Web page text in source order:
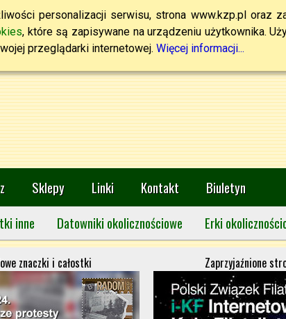
personalizacji serwisu, strona www.kzp.pl oraz
, które są zapisywane na urządzeniu użytkownika.
przeglądarki internetowej. Więcej informacji...
Sklepy Linki Kontakt
Biuletyn
inne Datowniki okolicznościowe Erki
znaczki i całostki Zaprzyjaźnione